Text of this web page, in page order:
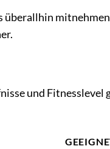
überallhin
und Fitnesslevel